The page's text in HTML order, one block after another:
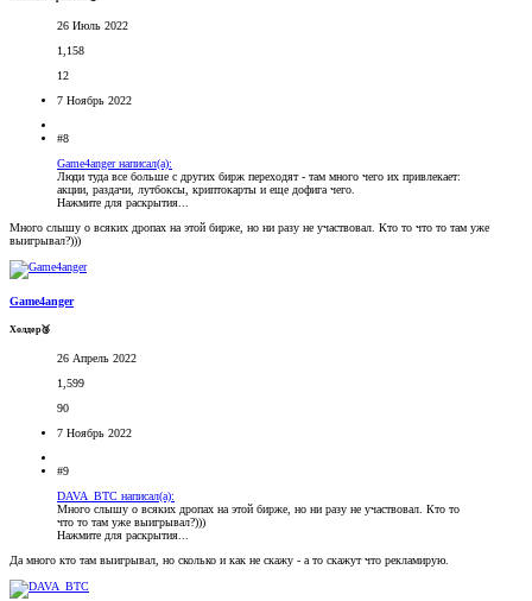
26 Июль 2022
1,158
12
7 Ноябрь 2022
#8
Game4anger написал(а):
Люди туда все больше с других бирж переходят - там много чего их привлекает:
акции, раздачи, лутбоксы, криптокарты и еще дофига чего.
Нажмите для раскрытия...
Много слышу о всяких дропах на этой бирже, но ни разу не участвовал. Кто то что то там уже
выигрывал?)))
Game4anger
Холдер🥉
26 Апрель 2022
1,599
90
7 Ноябрь 2022
#9
DAVA_BTC написал(а):
Много слышу о всяких дропах на этой бирже, но ни разу не участвовал. Кто то
что то там уже выигрывал?)))
Нажмите для раскрытия...
Да много кто там выигрывал, но сколько и как не скажу - а то скажут что рекламирую.